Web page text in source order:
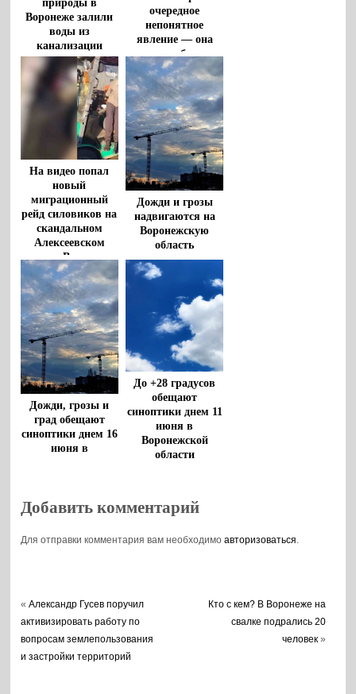
природы в
Воронеже залили
воды из
канализации
очередное
непонятное
явление — она
гудит и вибрирует
На видео попал
новый
миграционный
рейд силовиков на
скандальном
Алексеевском
рынке Воронежа
Дожди и грозы
надвигаются на
Воронежскую
область
Дожди, грозы и
град обещают
синоптики днем 16
июня в
До +28 градусов
обещают
синоптики днем 11
июня в
Воронежской
области
Добавить комментарий
Для отправки комментария вам необходимоавторизоваться.
«Александр Гусев поручил
активизировать работу по
вопросам землепользования
и застройки территорий
Кто с кем? В Воронеже на
свалке подрались 20
человек »